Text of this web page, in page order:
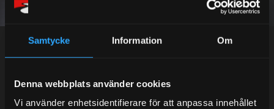
Samtycke Information Om
Denna webbplats använder cookies
Vi använder enhetsidentifierare för att anpassa innehållet
Kundtjänst telefon: